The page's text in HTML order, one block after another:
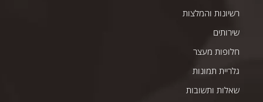
רשיונות והמלצות
שירותים
חלופות מעצר
גלריית תמונות
שאלות ותשובות